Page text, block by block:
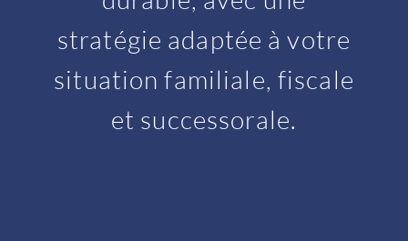
stratégie adaptée à votre
situation familiale, fiscale
et successorale.